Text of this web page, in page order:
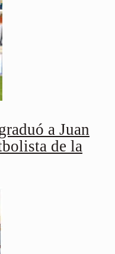
a Juan
de la